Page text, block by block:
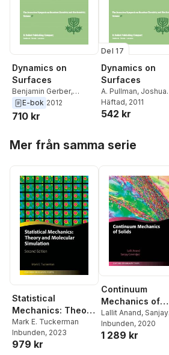
Dynamics on
Surfaces
Benjamin Gerber,
Abraham Nitzan
Joshua Jortner
E-bok 2012
710 kr
Del 17
Dynamics on
Surfaces
A. Pullman, Joshua
Jortner,Abraham
Nitzan,Benjamin
Häftad, 2011
542 kr
Mer från samma serie
Statistical
Mechanics: Theory
and Molecular
Simulation
Mark E. Tuckerman
Inbunden, 2023
979 kr
Continuum
Mechanics of
Solids
Lallit Anand, Sanjay
Govindjee
Inbunden, 2020
1 289 kr